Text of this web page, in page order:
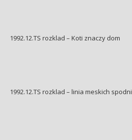
1992.12.TS rozklad – Koti znaczy dom
1992.12.TS rozklad – linia meskich spodni